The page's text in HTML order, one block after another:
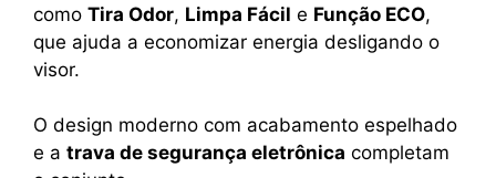
como Tira Odor, Limpa Fácil e Função ECO,
que ajuda a economizar energia desligando o
visor.
O design moderno com acabamento espelhado
e a trava de segurança eletrônica completam